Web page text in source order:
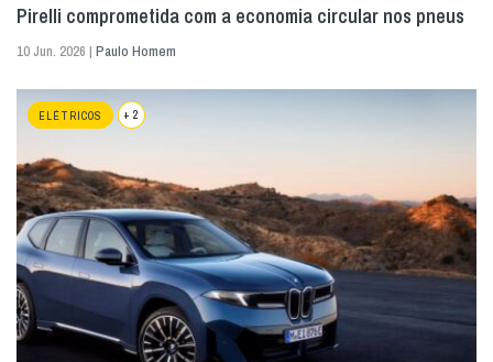
Pirelli comprometida com a economia circular nos pneus
10 Jun. 2026 | Paulo Homem
ELÉTRICOS + 2